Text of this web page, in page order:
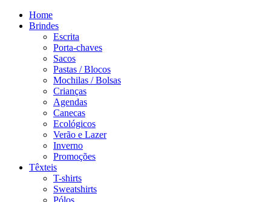
Home
Brindes
Escrita
Porta-chaves
Sacos
Pastas / Blocos
Mochilas / Bolsas
Crianças
Agendas
Canecas
Ecológicos
Verão e Lazer
Inverno
Promoções
Têxteis
T-shirts
Sweatshirts
Pólos